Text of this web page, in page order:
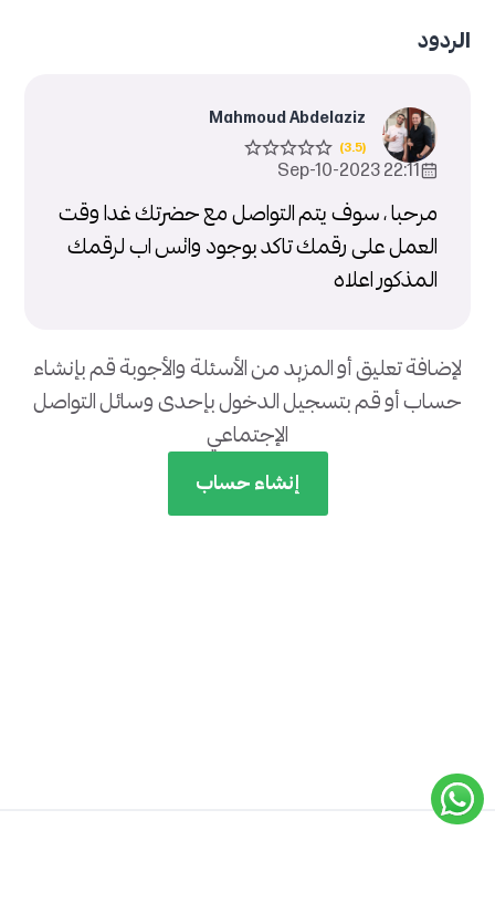
الردود
Mahmoud Abdelaziz
22:11 2023-Sep-10
مرحبا ، سوف يتم التواصل مع حضرتك غدا وقت
العمل على رقمك تاكد بوجود واتس اب لرقمك
المذكور اعلاه
لإضافة تعليق أو المزيد من الأسئلة والأجوبة قم بإنشاء
حساب أو قم بتسجيل الدخول بإحدى وسائل التواصل
الإجتماعي
إنشاء حساب